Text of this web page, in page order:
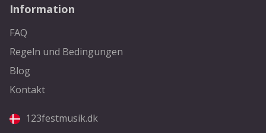
Information
FAQ
Regeln und Bedingungen
Blog
Kontakt
123festmusik.dk